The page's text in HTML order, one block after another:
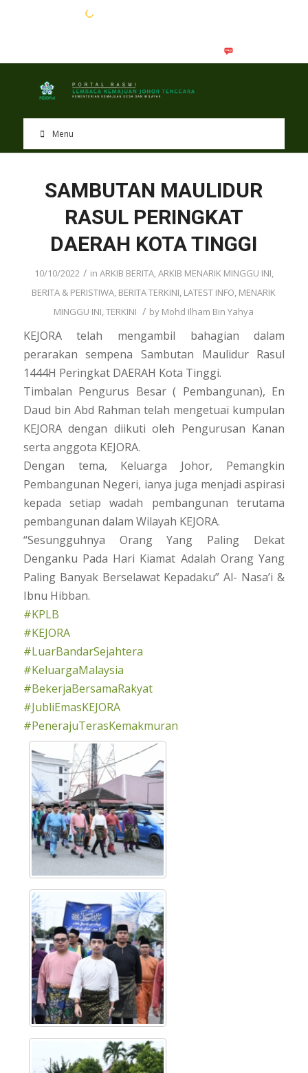
Menu
SAMBUTAN MAULIDUR
RASUL PERINGKAT
DAERAH KOTA TINGGI
10/10/2022 / in ARKIB BERITA,ARKIB MENARIK MINGGU INI,
BERITA & PERISTIWA, BERITA TERKINI, LATEST INFO, MENARIK
MINGGU INI,TERKINI / by Mohd Ilham Bin Yahya
KEJORA telah mengambil bahagian dalam
perarakan sempena Sambutan Maulidur Rasul
1444H Peringkat DAERAH Kota Tinggi.
Timbalan Pengurus Besar ( Pembangunan), En
Daud bin Abd Rahman telah mengetuai kumpulan
KEJORA dengan diikuti oleh Pengurusan Kanan
serta anggota KEJORA.
Dengan tema, Keluarga Johor, Pemangkin
Pembangunan Negeri, ianya juga menjadi aspirasi
kepada setiap wadah pembangunan terutama
pembangunan dalam Wilayah KEJORA.
“Sesungguhnya Orang Yang Paling Dekat
Denganku Pada Hari Kiamat Adalah Orang Yang
Paling Banyak Berselawat Kepadaku” Al- Nasa’i &
Ibnu Hibban.
#KPLB
#KEJORA
#LuarBandarSejahtera
#KeluargaMalaysia
#BekerjaBersamaRakyat
#JubliEmasKEJORA
#PenerajuTerasKemakmuran